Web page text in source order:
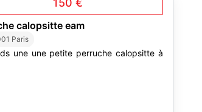
150 €
calopsitte eam
Paris
une une petite perruche calopsitte à